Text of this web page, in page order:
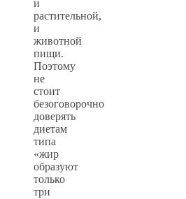
и
растительной,
и
животной
пищи.
Поэтому
не
стоит
безоговорочно
доверять
диетам
типа
«жир
образуют
только
три